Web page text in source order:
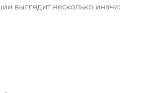
выглядит несколько иначе: